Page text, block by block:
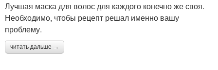
Лучшая маска для волос для каждого конечно же своя.
Необходимо, чтобы рецепт решал именно вашу
проблему.
читать дальше →